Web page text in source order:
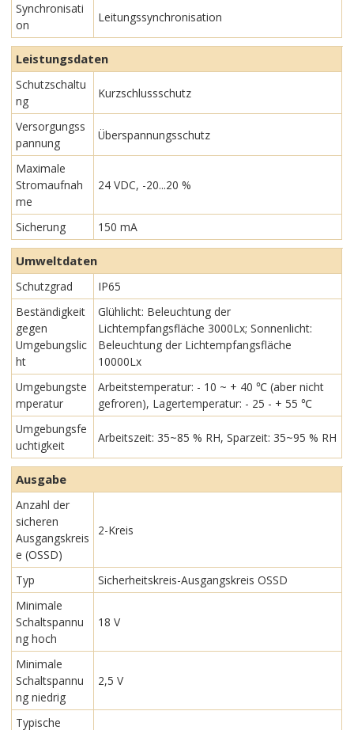
Synchronisati
on
Leitungssynchronisation
Leistungsdaten
Schutzschaltu
ng
Kurzschlussschutz
Versorgungss
pannung
Überspannungsschutz
Maximale
Stromaufnah
me
24 VDC, -20...20 %
Sicherung 150 mA
Umweltdaten
Schutzgrad
IP65
Beständigkeit
gegen
Umgebungslic
ht
Glühlicht: Beleuchtung der
Lichtempfangsfläche 3000Lx; Sonnenlicht:
Beleuchtung der Lichtempfangsfläche
10000Lx
Umgebungste
mperatur
Arbeitstemperatur: - 10 ~ + 40 ℃ (aber nicht
gefroren), Lagertemperatur: - 25 - + 55 ℃
Umgebungsfe
uchtigkeit
Arbeitszeit: 35~85 % RH, Sparzeit: 35~95 % RH
Ausgabe
Anzahl der
sicheren
Ausgangskreis
e (OSSD)
2-Kreis
Typ
Sicherheitskreis-Ausgangskreis OSSD
Minimale
Schaltspannu
ng hoch
18 V
Minimale
Schaltspannu
ng niedrig
2,5 V
Typische